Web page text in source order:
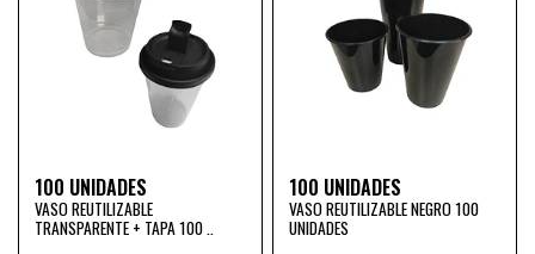
100 UNIDADES
VASO REUTILIZABLE
TRANSPARENTE + TAPA 100 ..
100 UNIDADES
VASO REUTILIZABLE NEGRO 100
UNIDADES